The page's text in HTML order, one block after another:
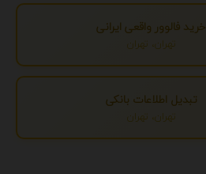
خرید فالوور واقعی ایرانی
تهران، تهران
تبدیل اطلاعات بانکی
تهران، تهران